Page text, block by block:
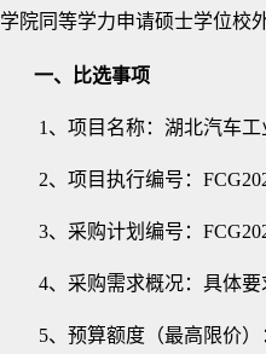
学院同等学力申请硕士学位校
一、 比选事项
1、项目名称： 湖北汽车
2、项目执行编号：
3、采购计划编号：
4、 采购需求概况：具体要
5、 预算额度（最高限价）